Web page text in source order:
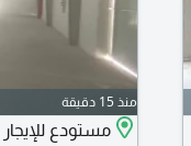
منذ 15 دقيقة